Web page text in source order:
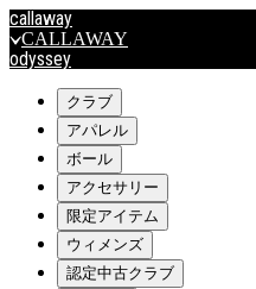
callaway
CALLAWAY
odyssey
travismathew
outlet
OUTLET
キャロウェイアパレルはこち
クラブ
アパレル
ボール
アクセサリー
限定アイテム
ウィメンズ
認定中古クラブ